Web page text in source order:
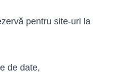
pentru site-uri la
de date,